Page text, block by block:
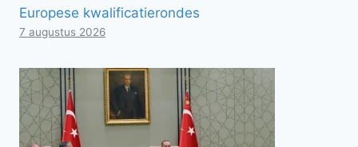
Europese kwalificatierondes
7 augustus 2026